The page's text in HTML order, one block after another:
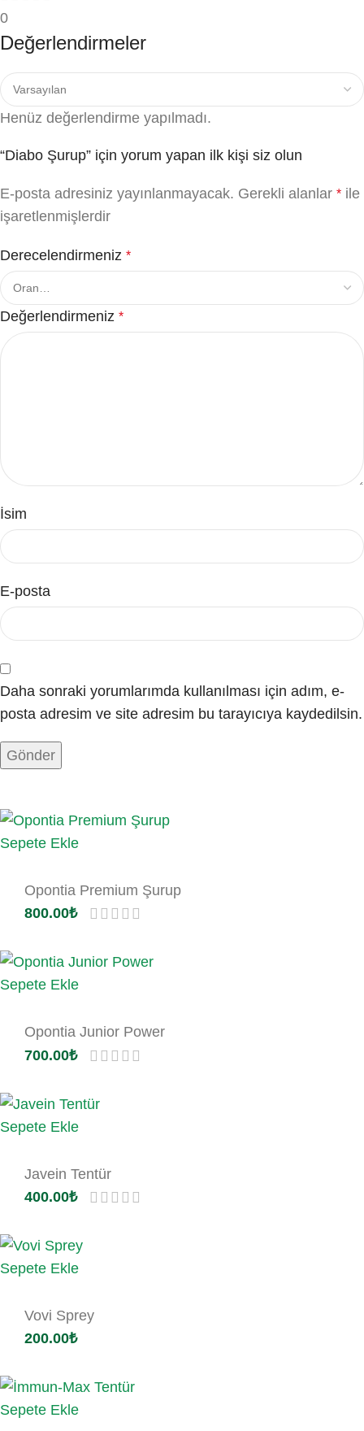
0
Değerlendirmeler
Henüz değerlendirme yapılmadı.
“Diabo Şurup” için yorum yapan ilk kişi siz olun
E-posta adresiniz yayınlanmayacak. Gerekli alanlar * ile
işaretlenmişlerdir
Derecelendirmeniz *
Değerlendirmeniz *
İsim
E-posta
Daha sonraki yorumlarımda kullanılması için adım, e-
posta adresim ve site adresim bu tarayıcıya kaydedilsin.
Sepete Ekle
Opontia Premium Şurup
800.00₺
Sepete Ekle
Opontia Junior Power
700.00₺
Sepete Ekle
Javein Tentür
400.00₺
Sepete Ekle
Vovi Sprey
200.00₺
Sepete Ekle